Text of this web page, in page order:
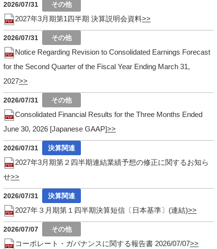
2026/07/31
2027年3月期第1四半期 決算説明会資料
2026/07/31
Notice Regarding Revision to Consolidated Earnings Forecast
for the Second Quarter of the Fiscal Year Ending March 31,
2027
2026/07/31
Consolidated Financial Results for the Three Months Ended
June 30, 2026 [Japanese GAAP]
2026/07/31
2027年3月期第２四半期連結業績予想の修正に関するお知ら
せ
2026/07/31
2027年３月期第１四半期決算短信〔日本基準〕(連結)
2026/07/07
コーポレート・ガバナンスに関する報告書 2026/07/07